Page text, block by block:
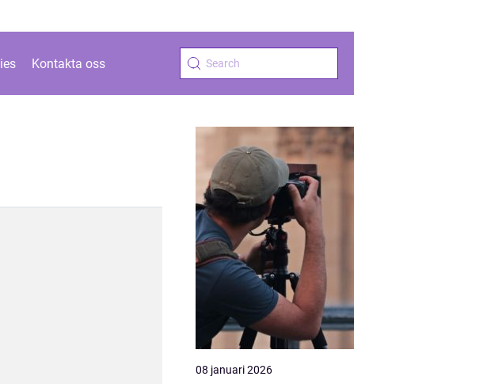
Kontakta oss
08 januari 2026